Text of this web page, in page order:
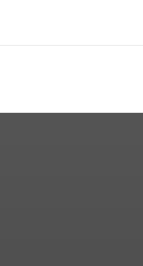
ПО КАБАРДИНО-
ПРИЕМ ГРАЖДАН